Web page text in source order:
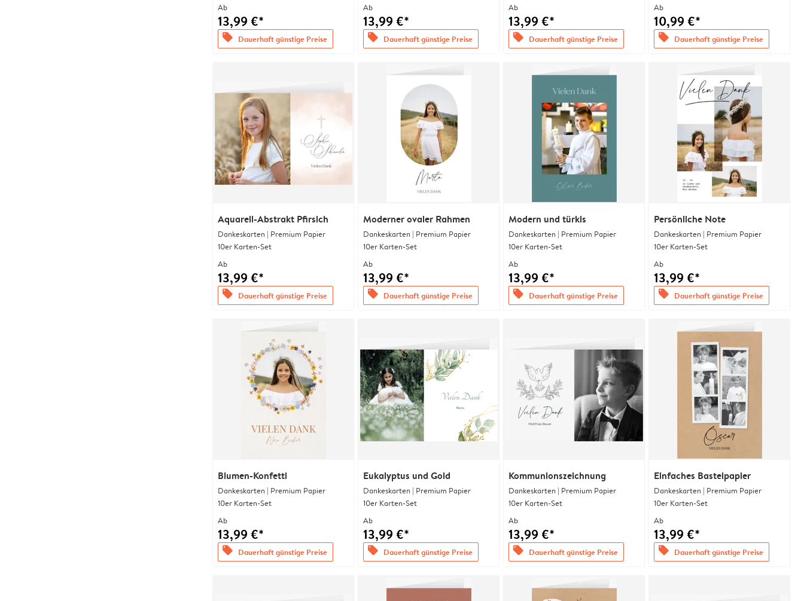
Ab
13,99 €*
offers Dauerhaft günstige Preise
Ab
13,99 €*
offers Dauerhaft günstige Preise
Ab
13,99 €*
offers Dauerhaft günstige Preise
Ab
10,99 €*
offers Dauerhaft günstige Preise
Aquarell-Abstrakt Pfirsich
Dankeskarten | Premium Papier
10er Karten-Set
Ab
13,99 €*
offers Dauerhaft günstige Preise
Moderner ovaler Rahmen
Dankeskarten | Premium Papier
10er Karten-Set
Ab
13,99 €*
offers Dauerhaft günstige Preise
Modern und türkis
Dankeskarten | Premium Papier
10er Karten-Set
Ab
13,99 €*
offers Dauerhaft günstige Preise
Persönliche Note
Dankeskarten | Premium Papier
10er Karten-Set
Ab
13,99 €*
offers Dauerhaft günstige Preise
Blumen-Konfetti
Dankeskarten | Premium Papier
10er Karten-Set
Ab
13,99 €*
offers Dauerhaft günstige Preise
Eukalyptus und Gold
Dankeskarten | Premium Papier
10er Karten-Set
Ab
13,99 €*
offers Dauerhaft günstige Preise
Kommunionszeichnung
Dankeskarten | Premium Papier
10er Karten-Set
Ab
13,99 €*
offers Dauerhaft günstige Preise
Einfaches Bastelpapier
Dankeskarten | Premium Papier
10er Karten-Set
Ab
13,99 €*
offers Dauerhaft günstige Preise